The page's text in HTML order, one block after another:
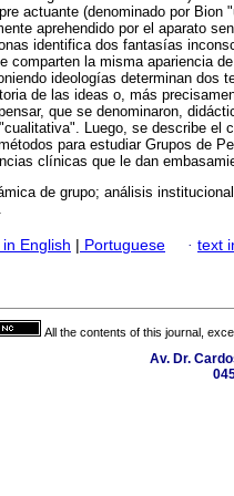
actuante (denominado por Bion
aprehendido por el aparato
identifica dos fantasías
comparten la misma apariencia
ideologías determinan dos
de las ideas o, más
que se denominaron,
Luego, se describe el
para estudiar Grupos de
clínicas que le dan
de grupo; análisis
English | Portuguese · text
All the contents of this journal,
Av. Dr.